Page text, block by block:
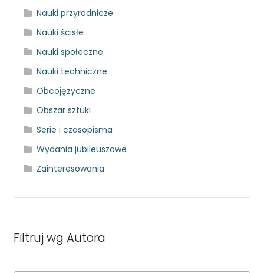
Nauki przyrodnicze
Nauki ścisłe
Nauki społeczne
Nauki techniczne
Obcojęzyczne
Obszar sztuki
Serie i czasopisma
Wydania jubileuszowe
Zainteresowania
Filtruj wg Autora